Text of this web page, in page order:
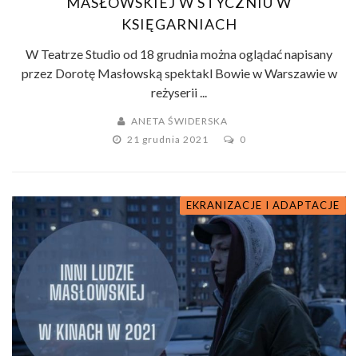
KSIĘGARNIACH
W Teatrze Studio od 18 grudnia można oglądać napisany
przez Dorotę Masłowską spektakl Bowie w Warszawie w
reżyserii ...
ANETA ŚWIDERSKA
21 grudnia 2021
0
EKRANIZACJE I ADAPTACJE